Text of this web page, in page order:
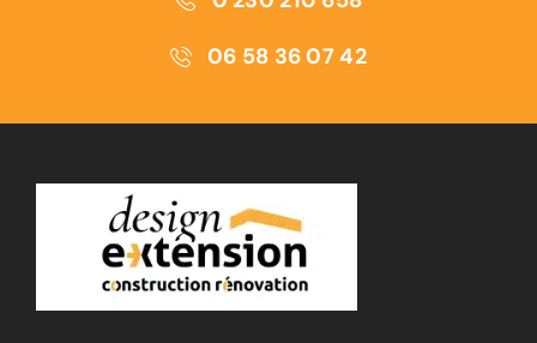
06 58 36 07 42